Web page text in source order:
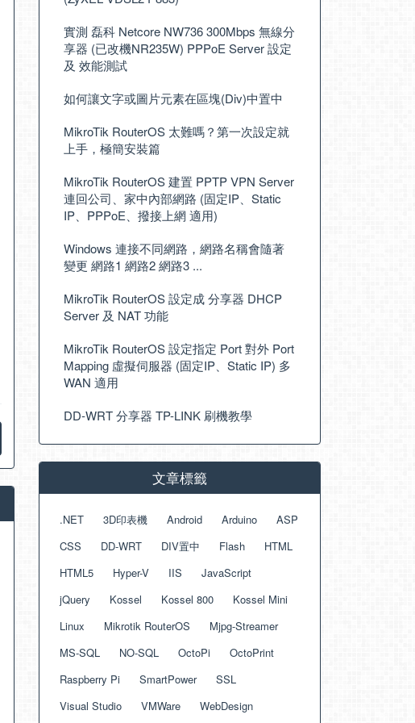
實測 磊科 Netcore NW736 300Mbps 無線分
享器 (已改機NR235W) PPPoE Server 設定
及 效能測試
如何讓文字或圖片元素在區塊(Div)中置中
MikroTik RouterOS 太難嗎？第一次設定就
上手，極簡安裝篇
MikroTik RouterOS 建置 PPTP VPN Server
連回公司、家中內部網路 (固定IP、Static
IP、PPPoE、撥接上網 適用)
Windows 連接不同網路，網路名稱會隨著
變更 網路1 網路2 網路3 ...
MikroTik RouterOS 設定成 分享器 DHCP
Server 及 NAT 功能
MikroTik RouterOS 設定指定 Port 對外 Port
Mapping 虛擬伺服器 (固定IP、Static IP) 多
WAN 適用
DD-WRT 分享器 TP-LINK 刷機教學
文章標籤
.NET 3D印表機 Android Arduino
ASP
CSS
DD-WRT DIV置中 Flash
HTML
HTML5
Hyper-V IIS
JavaScript
jQuery
Kossel Kossel 800
Kossel Mini
Linux
Mikrotik RouterOS
Mjpg-Streamer
MS-SQL
NO-SQL OctoPi
OctoPrint
Raspberry Pi
SmartPower
SSL
Visual Studio
VMWare WebDesign